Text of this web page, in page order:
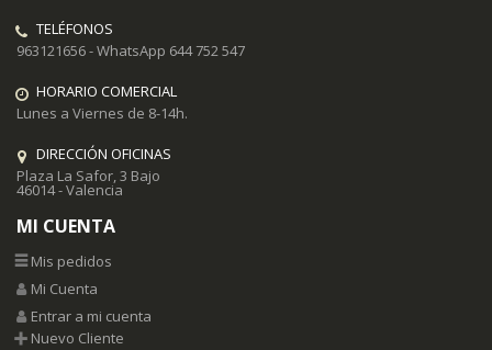
TELÉFONOS
963121656 - WhatsApp 644 752 547
HORARIO COMERCIAL
Lunes a Viernes de 8-14h.
DIRECCIÓN OFICINAS
Plaza La Safor, 3 Bajo
46014 - Valencia
MI CUENTA
Mis pedidos
Mi Cuenta
Entrar a mi cuenta
Nuevo Cliente